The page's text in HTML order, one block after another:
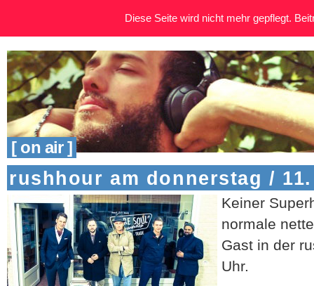
[ on air ]
rushhour am donnerstag /
Keiner
normale
Gast in der
Uhr.
Diese Seite wird nicht mehr gepflegt.